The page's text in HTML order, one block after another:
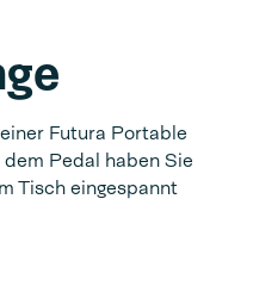
Futura Portable
Pedal haben Sie
Tisch eingespannt